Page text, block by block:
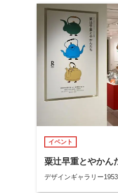
イベント
粟辻早重とやかん
デザインギャラリー1953